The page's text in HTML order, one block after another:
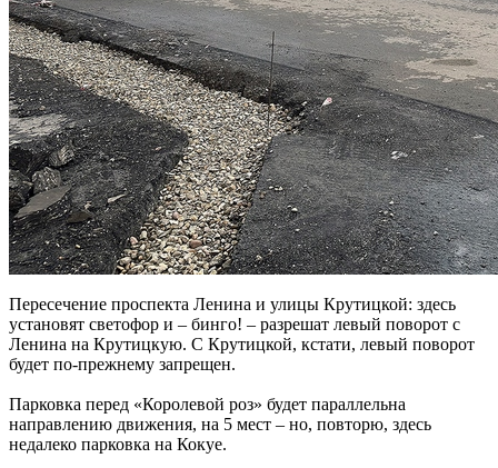
Пересечение проспекта Ленина и улицы Крутицкой: здесь
установят светофор и – бинго! – разрешат левый поворот с
Ленина на Крутицкую. С Крутицкой, кстати, левый поворот
будет по-прежнему запрещен.
Парковка перед «Королевой роз» будет параллельна
направлению движения, на 5 мест – но, повторю, здесь
недалеко парковка на Кокуе.